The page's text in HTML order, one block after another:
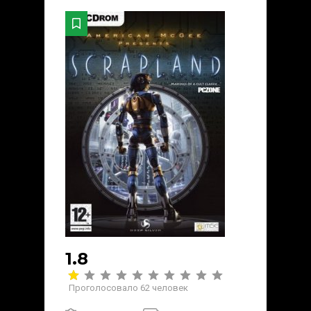
1.8
Проголосовало 62 человек